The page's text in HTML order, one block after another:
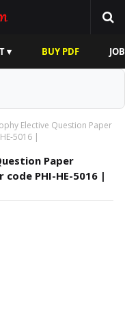
▾ BUY PDF
Elective Question Paper
5016 |
Paper
PHI-HE-5016 |